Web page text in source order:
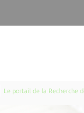
Le portail de la Recherche